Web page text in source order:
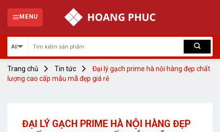
content
MENU
Trang chủ Tin tức
Đại lý gạch prime hà nội hàng đẹp chất
lượng cao cấp mẫu mã đẹp giá rẻ
ĐẠI LÝ GẠCH PRIME HÀ NỘI HÀNG ĐẸP